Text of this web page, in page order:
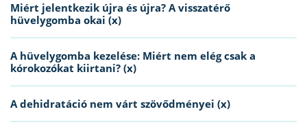
Miért jelentkezik újra és újra? A visszatérő
hüvelygomba okai (x)
A hüvelygomba kezelése: Miért nem elég csak a
kórokozókat kiirtani? (x)
A dehidratáció nem várt szövődményei (x)